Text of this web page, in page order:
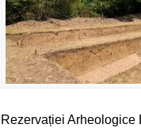
Rezervației Arheologice